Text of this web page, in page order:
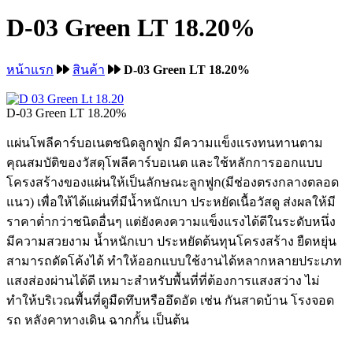
D-03 Green LT 18.20%
หน้าแรก สินค้า D-03 Green LT 18.20%
D-03 Green LT 18.20%
แผ่นโพลีคาร์บอเนตชนิดลูกฟูก มีความแข็งแรงทนทานตาม
คุณสมบัติของวัสดุโพลีคาร์บอเนต และใช้หลักการออกแบบ
โครงสร้างของแผ่นให้เป็นลักษณะลูกฟูก(มีช่องตรงกลางตลอด
แนว) เพื่อให้ได้แผ่นที่มีน้ำหนักเบา ประหยัดเนื้อวัสดู ส่งผลให้มี
ราคาต่ำกว่าชนิดอื่นๆ แต่ยังคงความแข็งแรงได้ดีในระดับหนึ่ง
มีความสวยงาม น้ำหนักเบา ประหยัดต้นทุนโครงสร้าง ยืดหยุ่น
สามารถดัดโค้งได้ ทำให้ออกแบบใช้งานได้หลากหลายประเภท
แสงส่องผ่านได้ดี เหมาะสำหรับพื้นที่ที่ต้องการแสงสว่าง ไม่
ทำให้บริเวณพื้นที่ดูมืดทึบหรืออึดอัด เช่น กันสาดบ้าน โรงจอด
รถ หลังคาทางเดิน ฉากกั้น เป็นต้น